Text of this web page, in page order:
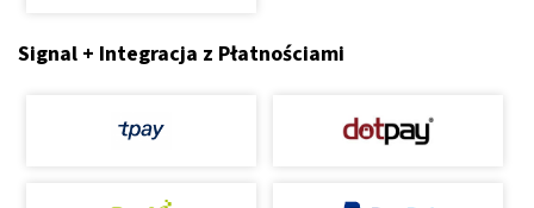
Signal + Integracja z Płatnościami